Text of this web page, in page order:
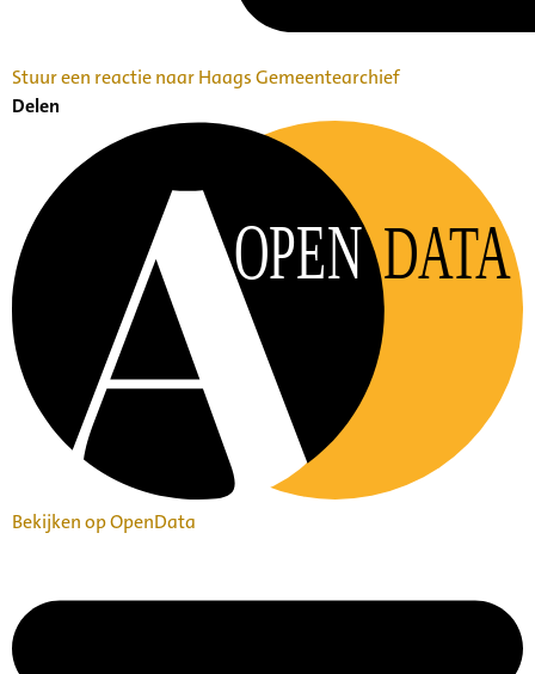
Stuur een reactie naar Haags Gemeentearchief
Delen
OPEN DATA
Bekijken op OpenData